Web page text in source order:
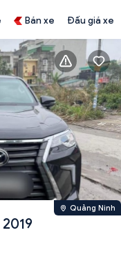
Bán xe Đấu giá xe
Quảng Ninh